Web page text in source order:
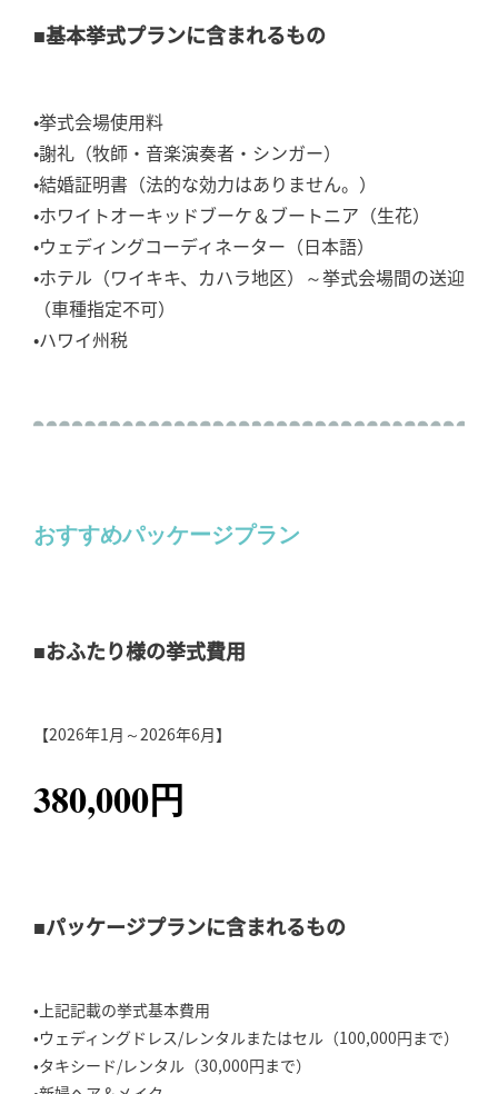
■基本挙式プランに含まれるもの
•挙式会場使用料
•謝礼（牧師・音楽演奏者・シンガー）
•結婚証明書（法的な効力はありません。）
•ホワイトオーキッドブーケ＆ブートニア（生花）
•ウェディングコーディネーター（日本語）
•ホテル（ワイキキ、カハラ地区）～挙式会場間の送迎
（車種指定不可）
•ハワイ州税
おすすめパッケージプラン
■おふたり様の挙式費用
【2026年1月～2026年6月】
380,000円
■パッケージプランに含まれるもの
•上記記載の挙式基本費用
•ウェディングドレス/レンタルまたはセル（100,000円まで）
•タキシード/レンタル（30,000円まで）